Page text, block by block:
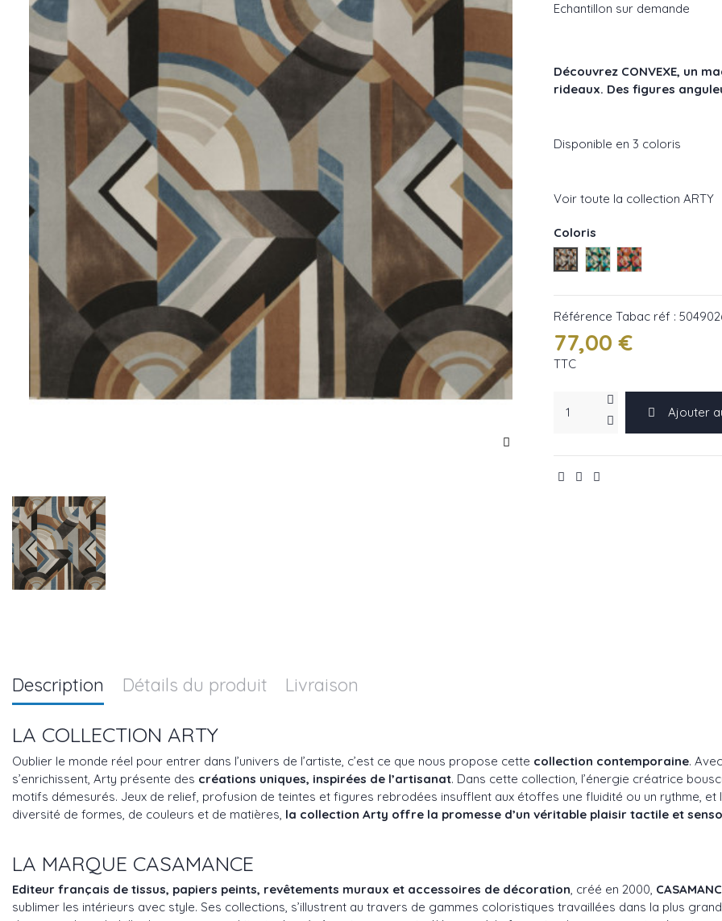
Echantillon sur demande
Découvrez CONVEXE, un
rideaux. Des figures
Disponible en 3 coloris
Voir toute la collection ARTY
Coloris
Tabac réf : 50490269
Emeraude réf :
Multico réf :
Référence Tabac réf :
77,00 €
TTC
Ajouter
Description Détails du produit Livraison
LA COLLECTION ARTY
Oublier le monde réel pour entrer dans l’univers de l’artiste, c’est ce que nous propose cette collection contemporaine.
s’enrichissent, Arty présente des créations uniques, inspirées de l’artisanat. Dans cette collection, l’énergie créatrice
motifs démesurés. Jeux de relief, profusion de teintes et figures rebrodées insufflent aux étoffes une fluidité ou un rythme, et
diversité de formes, de couleurs et de matières, la collection Arty offre la promesse d’un véritable plaisir tactile et
LA MARQUE CASAMANCE
Editeur français de tissus, papiers peints, revêtements muraux et accessoires de décoration, créé en 2000,
sublimer les intérieurs avec style. Ses collections, s’illustrent au travers de gammes coloristiques travaillées dans la plus